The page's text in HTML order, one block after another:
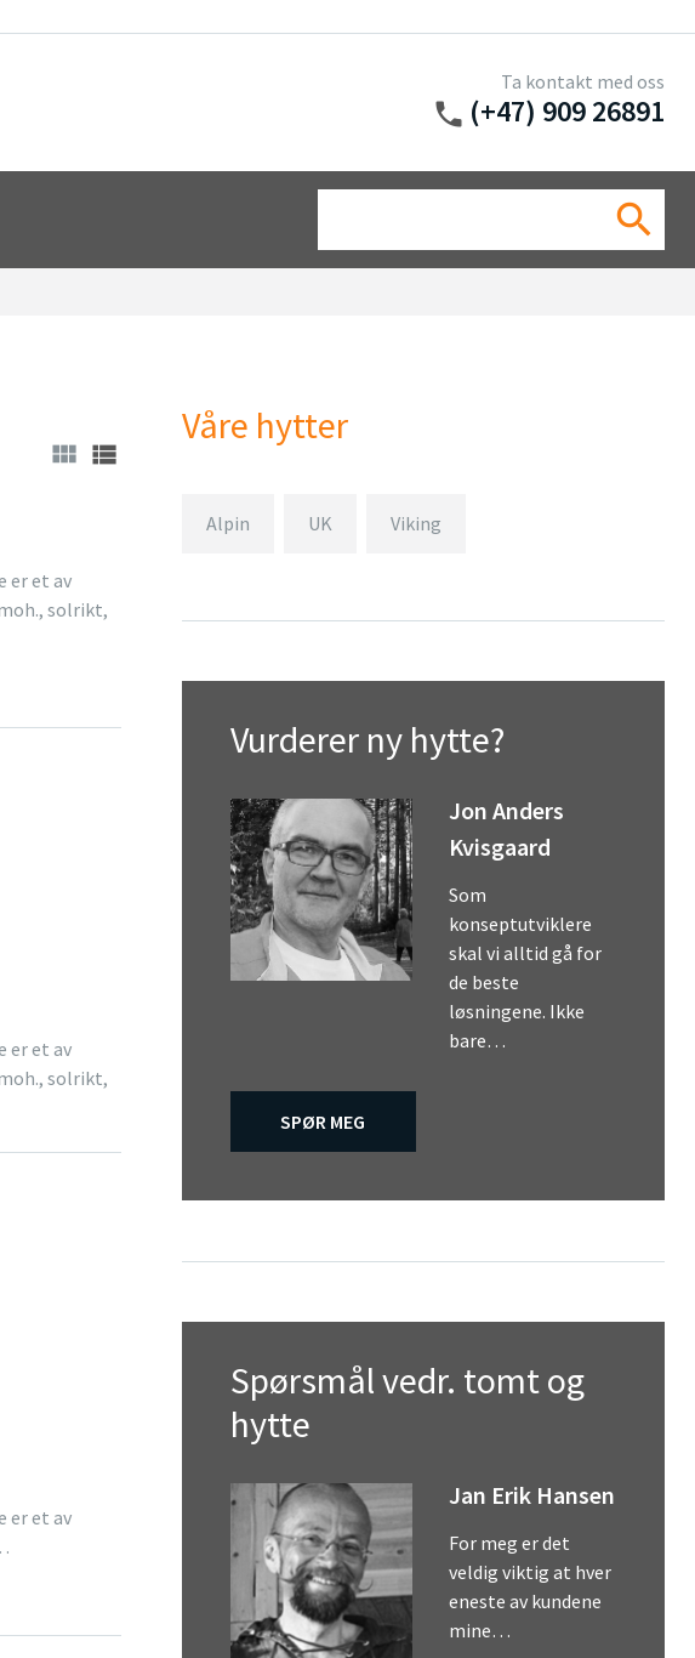
Ta kontakt med oss
phone (+47) 909 26891
search
GRID
er et av
solrikt,
er et av
solrikt,
er et av
Våre hytter
Alpin UK Viking
Vurderer ny hytte?
Jon Anders
Kvisgaard
Som
konseptutviklere
skal vi alltid gå for
de beste
løsningene. Ikke
bare…
SPØR MEG
Spørsmål vedr. tomt og
hytte
Jan Erik Hansen
For meg er det
veldig viktig at hver
eneste av kundene
mine…